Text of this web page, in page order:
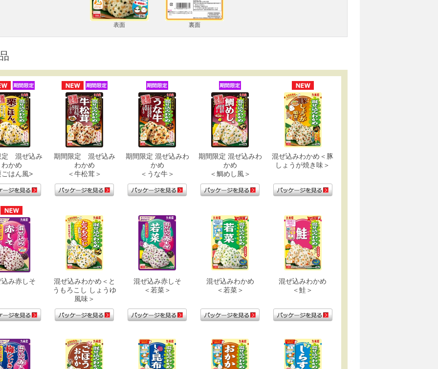
表面 裏面
定 混ぜ込み
わかめ
はん風>
期間限定 混ぜ込み
わかめ
＜牛松茸＞
期間限定 混ぜ込みわ
かめ
＜うな牛＞
期間限定 混ぜ込みわ
かめ
＜鯛めし風＞
混ぜ込みわかめ＜豚
しょうが焼き味＞
み赤しそ
混ぜ込みわかめ＜と
うもろこし しょうゆ
風味＞
混ぜ込み赤しそ
＜若菜＞
混ぜ込みわかめ
＜若菜＞
混ぜ込みわかめ
＜鮭＞